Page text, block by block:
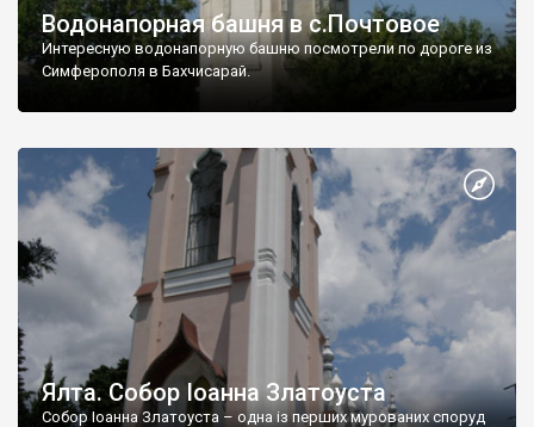
Водонапорная башня в с.Почтовое
Интересную водонапорную башню посмотрели по дороге из
Симферополя в Бахчисарай.
Ялта. Собор Іоанна Златоуста
Собор Іоанна Златоуста – одна із перших мурованих споруд